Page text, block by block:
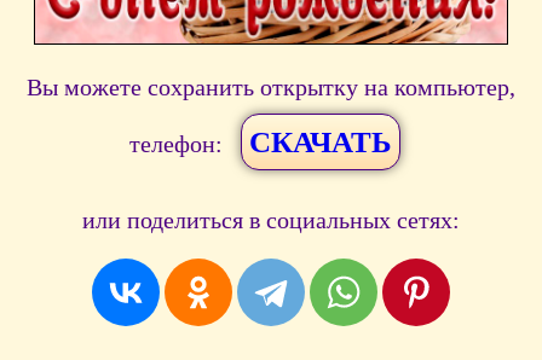
Вы можете сохранить открытку на компьютер,
телефон: СКАЧАТЬ
или поделиться в социальных сетях: